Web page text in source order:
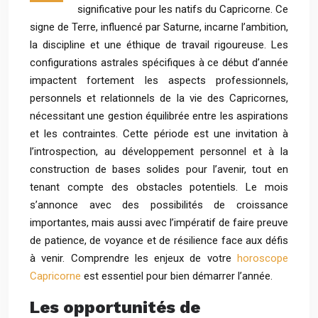
significative pour les natifs du Capricorne. Ce
signe de Terre, influencé par Saturne, incarne l’ambition,
la discipline et une éthique de travail rigoureuse. Les
configurations astrales spécifiques à ce début d’année
impactent fortement les aspects professionnels,
personnels et relationnels de la vie des Capricornes,
nécessitant une gestion équilibrée entre les aspirations
et les contraintes. Cette période est une invitation à
l’introspection, au développement personnel et à la
construction de bases solides pour l’avenir, tout en
tenant compte des obstacles potentiels. Le mois
s’annonce avec des possibilités de croissance
importantes, mais aussi avec l’impératif de faire preuve
de patience, de voyance et de résilience face aux défis
à venir. Comprendre les enjeux de votre horoscope
Capricorne est essentiel pour bien démarrer l’année.
Les opportunités de